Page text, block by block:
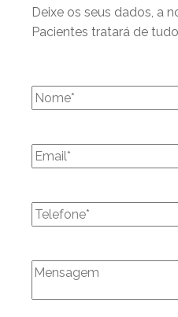
Deixe os seus dados, a
Pacientes tratará de